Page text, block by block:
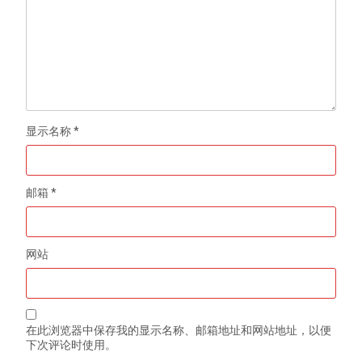
显示名称*
邮箱*
网站
在此浏览器中保存我的显示名称、邮箱地址和网站地址，以便
下次评论时使用。